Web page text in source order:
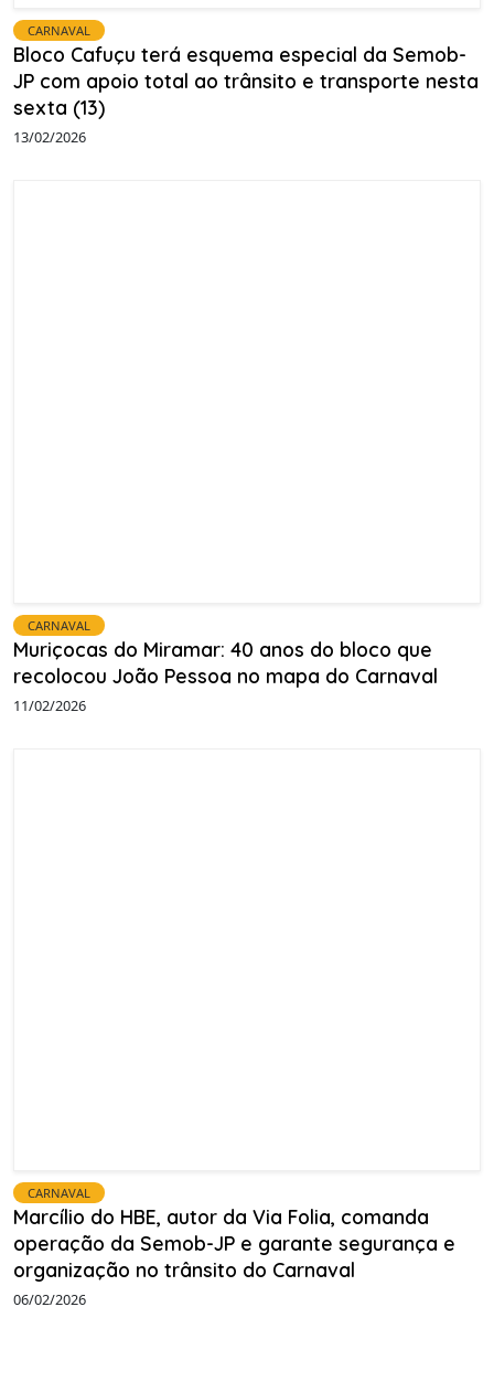
CARNAVAL
Bloco Cafuçu terá esquema especial da Semob-
JP com apoio total ao trânsito e transporte nesta
sexta (13)
13/02/2026
CARNAVAL
Muriçocas do Miramar: 40 anos do bloco que
recolocou João Pessoa no mapa do Carnaval
11/02/2026
CARNAVAL
Marcílio do HBE, autor da Via Folia, comanda
operação da Semob-JP e garante segurança e
organização no trânsito do Carnaval
06/02/2026